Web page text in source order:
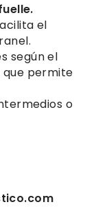
el
según el
que permite
o